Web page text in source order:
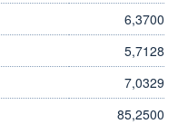
6,3700
5,7128
7,0329
85,2500